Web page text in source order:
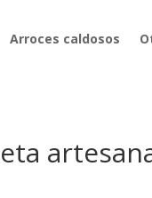
Arroces caldosos